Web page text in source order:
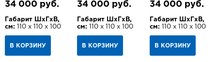
34 000 руб.
Габарит ШхГхВ,
см: 110 х 110 х 100
В КОРЗИНУ
34 000 руб.
Габарит ШхГхВ,
см:
110 х 110 х 100
В КОРЗИНУ
34 000 руб.
Габарит ШхГхВ,
см: 110 х 110 х 100
В КОРЗИНУ